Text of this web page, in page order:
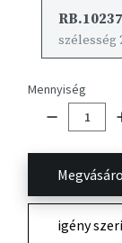
szélesség
Mennyiség
igény